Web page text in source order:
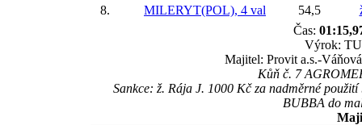
8.
MILERYT(POL), 4 val 54,5
Čas:
Výrok:
Majitel: Provit a.s.-
Kůň č. 7
Sankce: ž. Rája J. 1000 Kč za nadměrné
BUBBA do